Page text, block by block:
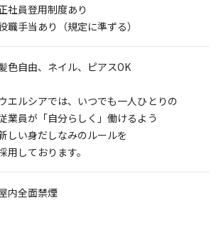
社員登用制度あり
職手当あり（規定に準ずる）
色自由、ネイル、ピアスOK
ウエルシアでは、いつでも一人ひとりの
業員が「自分らしく」働けるよう
しい身だしなみのルールを
用しております。
内全面禁煙